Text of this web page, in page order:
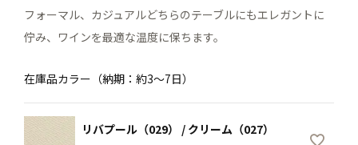
フォーマル、カジュアルどちらのテーブルにもエレガントに
佇み、ワインを最適な温度に保ちます。
在庫品カラー（納期：約3～7日）
リバプール（029） / クリーム（027）